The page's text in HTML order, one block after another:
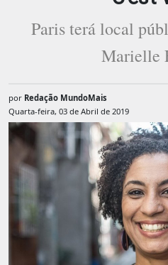
Paris terá local
Marielle
por Redação MundoMais
Quarta-feira, 03 de Abril de 2019